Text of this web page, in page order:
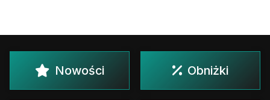
Nowości Obniżki